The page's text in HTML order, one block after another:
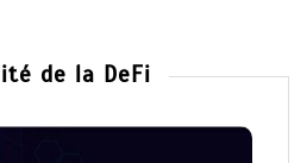
de la DeFi